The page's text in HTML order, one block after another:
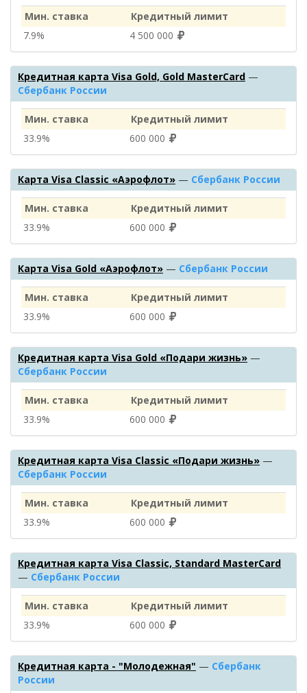
Мин. ставка
Кредитный лимит
7.9%
4 500 000
Кредитная карта Visa Gold, Gold MasterCard —
Сбербанк России
Мин. ставка
Кредитный лимит
33.9%
600 000
Карта Visa Classic «Аэрофлот» — Сбербанк России
Мин. ставка
Кредитный лимит
33.9%
600 000
Карта Visa Gold «Аэрофлот» — Сбербанк России
Мин. ставка
Кредитный лимит
33.9%
600 000
Кредитная карта Visa Gold «Подари жизнь» —
Сбербанк России
Мин. ставка
Кредитный лимит
33.9%
600 000
Кредитная карта Visa Classic «Подари жизнь» —
Сбербанк России
Мин. ставка
Кредитный лимит
33.9%
600 000
Кредитная карта Visa Classic, Standard MasterCard
— Сбербанк России
Мин. ставка
Кредитный лимит
33.9%
600 000
Кредитная карта - "Молодежная" — Сбербанк
России